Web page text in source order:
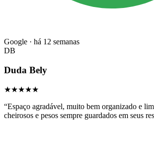
Google · há 12 semanas
DB
Duda Bely
★★★★★
“Espaço agradável, muito bem organizado e
cheirosos e pesos sempre guardados em seus